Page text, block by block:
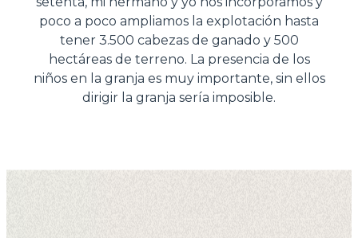
poco a poco ampliamos la explotación hasta
tener 3.500 cabezas de ganado y 500
hectáreas de terreno. La presencia de los
niños en la granja es muy importante, sin ellos
dirigir la granja sería imposible.